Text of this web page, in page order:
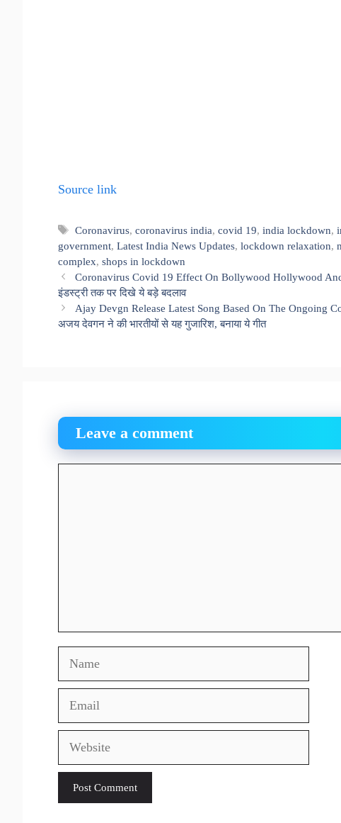
Source link
Tags
Coronavirus,coronavirus india,covid 19,india lockdown,
government, Latest India News Updates, lockdown relaxation,
complex, shops in lockdown
Coronavirus Covid 19 Effect On Bollywood Hollywood And
इंडस्ट्री तक पर दिखे ये बड़े बदलाव
Ajay Devgn Release Latest Song Based On The Ongoing
अजय देवगन ने की भारतीयों से यह गुजारिश, बनाया ये गीत
Leave a comment
Name
Email
Website